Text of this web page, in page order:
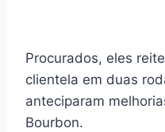
Procurados, eles
clientela em duas
anteciparam
Bourbon.